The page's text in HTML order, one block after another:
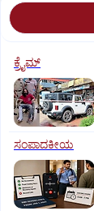
ಕ್ರೈಮ್
ಸಂಪಾದಕೀಯ